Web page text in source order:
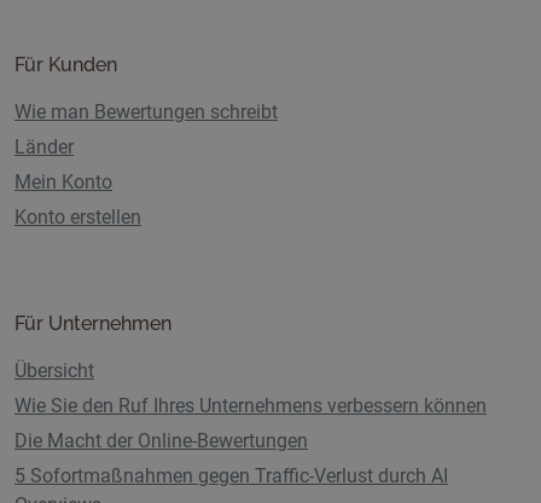
Für Kunden
Wie man Bewertungen schreibt
Länder
Mein Konto
Konto erstellen
Für Unternehmen
Übersicht
Wie Sie den Ruf Ihres Unternehmens verbessern können
Die Macht der Online-Bewertungen
5 Sofortmaßnahmen gegen Traffic-Verlust durch AI